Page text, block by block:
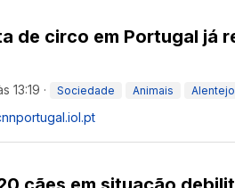
de circo em Portugal já
13:19 · Sociedade Animais Alentejo